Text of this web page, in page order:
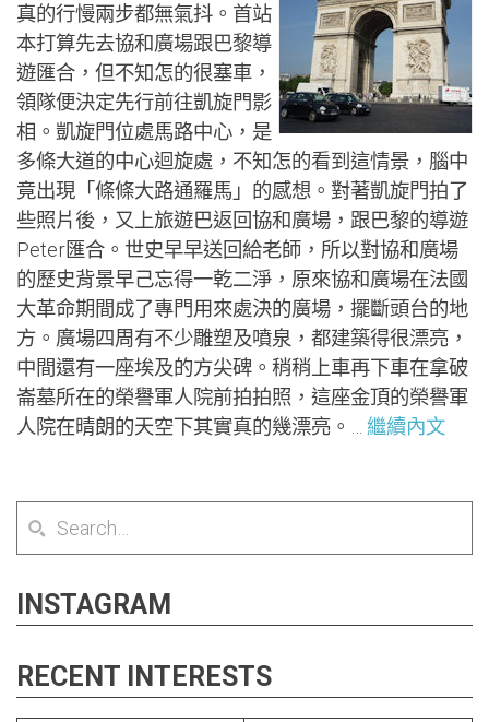
真的行慢兩步都無氣抖。首站
本打算先去協和廣場跟巴黎導
遊匯合，但不知怎的很塞車，
領隊便決定先行前往凱旋門影
相。凱旋門位處馬路中心，是
多條大道的中心迴旋處，不知怎的看到這情景，腦中
竟出現「條條大路通羅馬」的感想。對著凱旋門拍了
些照片後，又上旅遊巴返回協和廣場，跟巴黎的導遊
Peter匯合。世史早早送回給老師，所以對協和廣場
的歷史背景早己忘得一乾二淨，原來協和廣場在法國
大革命期間成了專門用來處決的廣場，擺斷頭台的地
方。廣場四周有不少雕塑及噴泉，都建築得很漂亮，
中間還有一座埃及的方尖碑。稍稍上車再下車在拿破
崙墓所在的榮譽軍人院前拍拍照，這座金頂的榮譽軍
人院在晴朗的天空下其實真的幾漂亮。… 繼續內文
INSTAGRAM
RECENT INTERESTS